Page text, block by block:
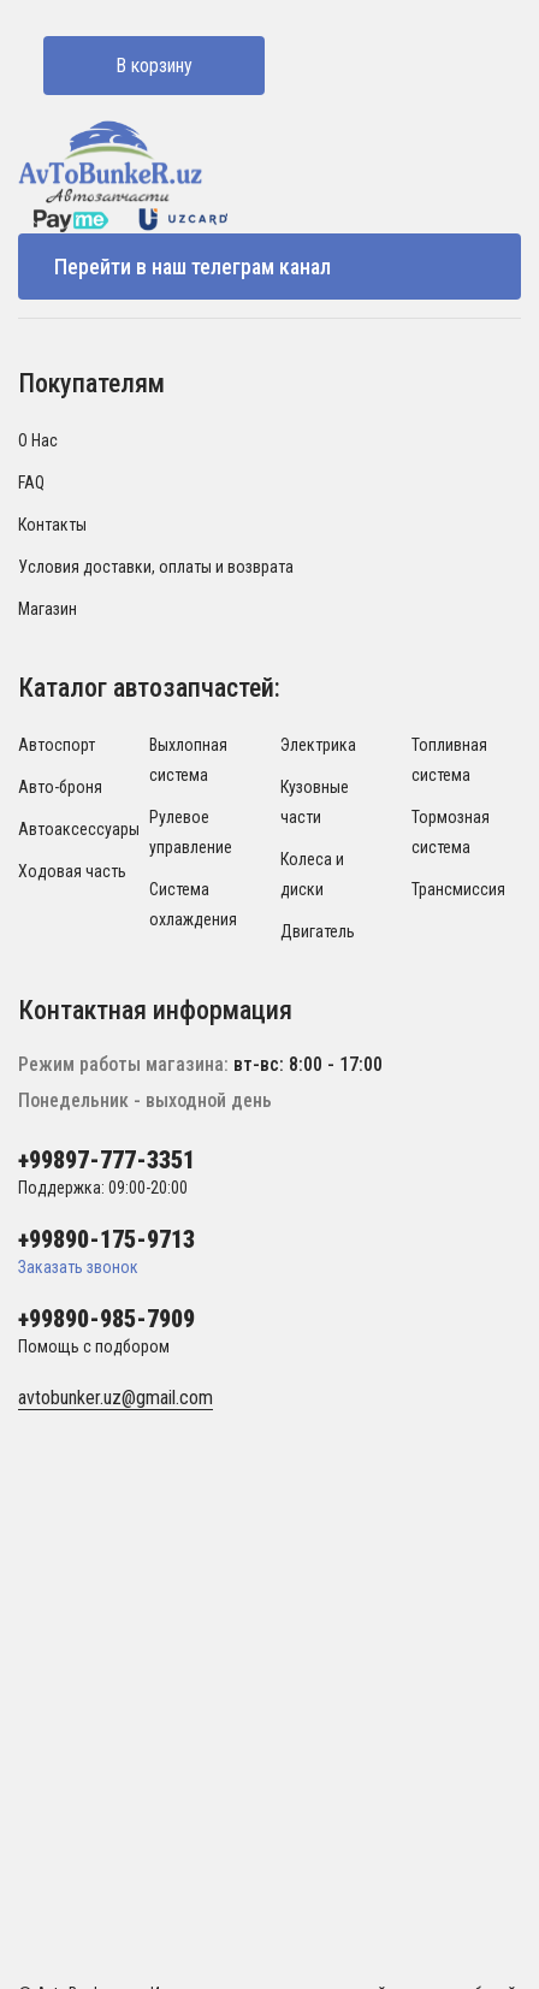
В корзину
Перейти в наш телеграм канал
Покупателям
О Нас
FAQ
Контакты
Условия доставки, оплаты и возврата
Магазин
Каталог автозапчастей:
Автоспорт
Авто-броня
Автоаксессуары
Ходовая часть
Выхлопная
система
Рулевое
управление
Система
охлаждения
Электрика
Кузовные
части
Колеса и
диски
Двигатель
Топливная
система
Тормозная
система
Трансмиссия
Контактная информация
Режим работы магазина: вт-вс: 8:00 - 17:00
Понедельник - выходной день
+99897-777-3351
Поддержка: 09:00-20:00
+99890-175-9713
Заказать звонок
+99890-985-7909
Помощь с подбором
avtobunker.uz@gmail.com